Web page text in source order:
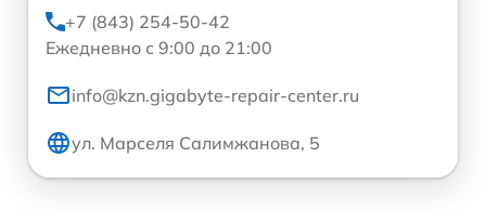
+7 (843) 254-50-42
Ежедневно с 9:00 до 21:00
info@kzn.gigabyte-repair-center.ru
ул. Марселя Салимжанова, 5